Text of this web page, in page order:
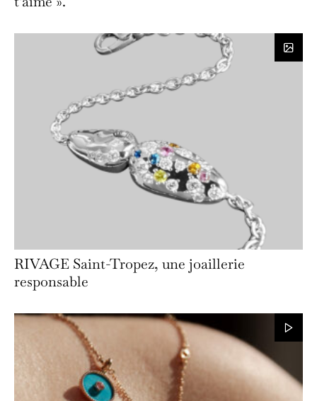
RIVAGE Saint-Tropez, une joaillerie
responsable